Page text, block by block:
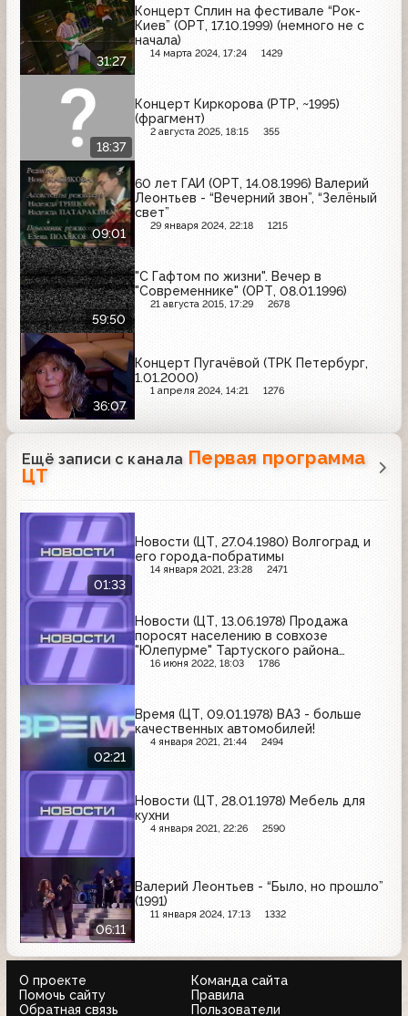
31:27
Концерт Сплин на фестивале “Рок-
Киев” (ОРТ, 17.10.1999) (немного не с
начала)
14 марта 2024, 17:24 1429
18:37
Концерт Киркорова (РТР, ~1995)
(фрагмент)
2 августа 2025, 18:15 355
09:01
60 лет ГАИ (ОРТ, 14.08.1996) Валерий
Леонтьев - “Вечерний звон”, “Зелёный
свет”
29 января 2024, 22:18 1215
59:50
"С Гафтом по жизни". Вечер в
"Современнике" (ОРТ, 08.01.1996)
21 августа 2015, 17:29 2678
36:07
Концерт Пугачёвой (ТРК Петербург,
1.01.2000)
1 апреля 2024, 14:21 1276
Ещё записи с канала Первая программа
ЦТ
01:33
Новости (ЦТ, 27.04.1980) Волгоград и
его города-побратимы
14 января 2021, 23:28 2471
Новости (ЦТ, 13.06.1978) Продажа
поросят населению в совхозе
"Юлепурме" Тартуского района
Эстонии
16 июня 2022, 18:03 1786
02:21
Время (ЦТ, 09.01.1978) ВАЗ - больше
качественных автомобилей!
4 января 2021, 21:44 2494
Новости (ЦТ, 28.01.1978) Мебель для
кухни
4 января 2021, 22:26 2590
06:11
Валерий Леонтьев - “Было, но прошло”
(1991)
11 января 2024, 17:13 1332
О проекте
Команда сайта
Помочь сайту
Правила
Обратная связь
Пользователи